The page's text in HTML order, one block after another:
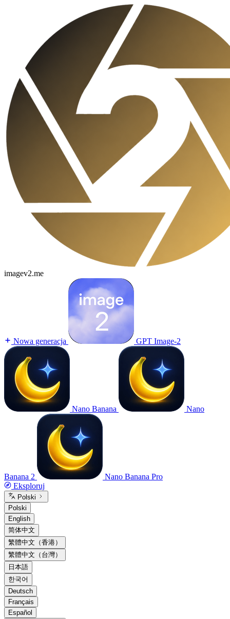
imagev2.me
Nowa generacja GPT Image-2
Nano Banana Nano
Banana 2
Nano Banana Pro
Eksploruj
Polski
Polski
English
简体中文
繁體中文（香港）
繁體中文（台灣）
日本語
한국어
Deutsch
Français
Español